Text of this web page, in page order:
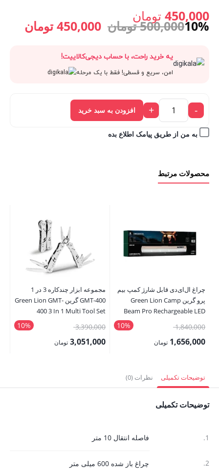
اصلی:
بود.
450,000 تومان
فعلی:
10%
500,000 تومان قیمت
اصلی:
500,000 تومان
بود.
450,000 تومان
یه خرید راحت، با حساب دیجی‌کالاییت!
امن، سریع و قسطی! فقط با یک مرحله
-
+ افزودن به سبد خرید
به من از طریق پیامک اطلاع بده
محصولات مرتبط
چراغ ال‌ای‌دی قابل شارژ کمپ بیم
پرو گرین Green Lion Camp
Beam Pro Rechargeable LED
10% 1,840,000قیمت
اصلی:1,656,000 تومان
1,656,000 تومان.
مجموعه ابزار چندکاره 3 در 1
GMT-400 گرین Green Lion GMT-
400 3 In 1 Multi Tool Set
10% 3,390,000قیمت
اصلی:3,051,000 تومان
توضیحات تکمیلی نظرات (0)
توضیحات تکمیلی
1. فاصله انتقال 10 متر
2. چراغ باز شده 600 میلی متر